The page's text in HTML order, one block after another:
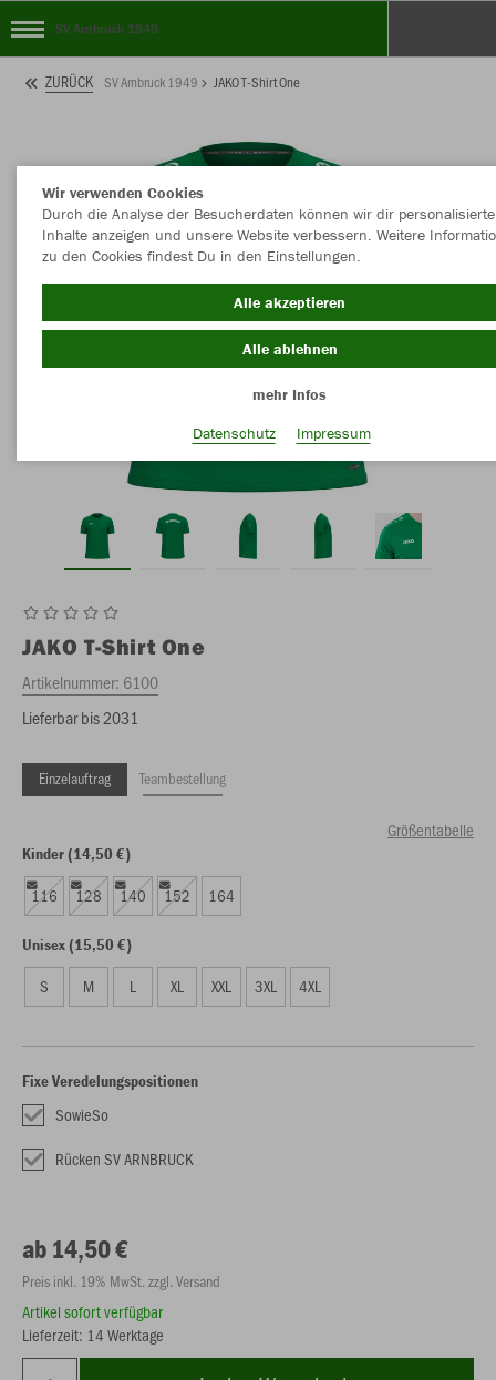
SV Arnbruck 1949
ZURÜCK SV Arnbruck 1949 JAKO T-Shirt One
JAKO T-Shirt One
Artikelnummer: 6100
Lieferbar bis 2031
Einzelauftrag Teambestellung
Größentabelle
Kinder (14,50 €)
116 128 140 152 164
Unisex (15,50 €)
S M L XL XXL 3XL 4XL
Fixe Veredelungspositionen
SowieSo
Rücken SV ARNBRUCK
ab 14,50 €
Preis inkl. 19% MwSt. zzgl. Versand
Artikel sofort verfügbar
Lieferzeit: 14 Werktage
Wir verwenden Cookies
Durch die Analyse der Besucherdaten können wir dir personalisierte
Inhalte anzeigen und unsere Website verbessern. Weitere
zu den Cookies findest Du in den Einstellungen.
Alle akzeptieren
Alle ablehnen
mehr Infos
Datenschutz
Impressum